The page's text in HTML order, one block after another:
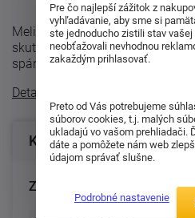
Melira Soft 20 bola navrhnutá
skutočné mäkučké a poddajné
spánok ako na obláčiku a ...
Detailný popis
Konfigurácia produktu
Zvoľte rozmer matraca (cm):
Pre čo najlepší zážitok z
vyhľadávanie, aby sme si
ste jednoducho zistili stav vašej
neobťažovali nevhodnou
zakaždým prihlasovať.
Preto od Vás potrebujeme
súborov cookies, t.j. malých
ukladajú vo vašom prehliadači.
dáte a pomôžete nám web
údajom správať slušne.
Podrobné nastavenie